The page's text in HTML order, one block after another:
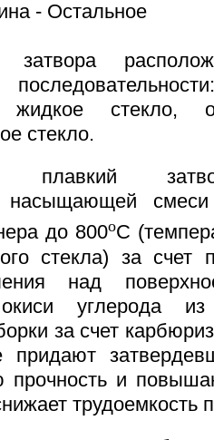
- Остальное
затвора
жидкое стекло,
стекло.
плавкий
насыщающей
до 800oC
стекла) за счет
над
окиси углерода
за счет
придают
и
трудоемкость